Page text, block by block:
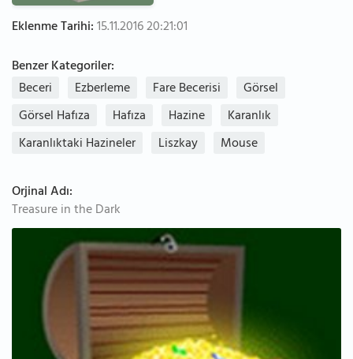
Eklenme Tarihi:15.11.2016 20:21:01
Benzer Kategoriler:
Beceri
Ezberleme Fare Becerisi
Görsel
Görsel Hafıza
Hafıza Hazine
Karanlık
Karanlıktaki Hazineler
Liszkay Mouse
Orjinal Adı:
Treasure in the Dark